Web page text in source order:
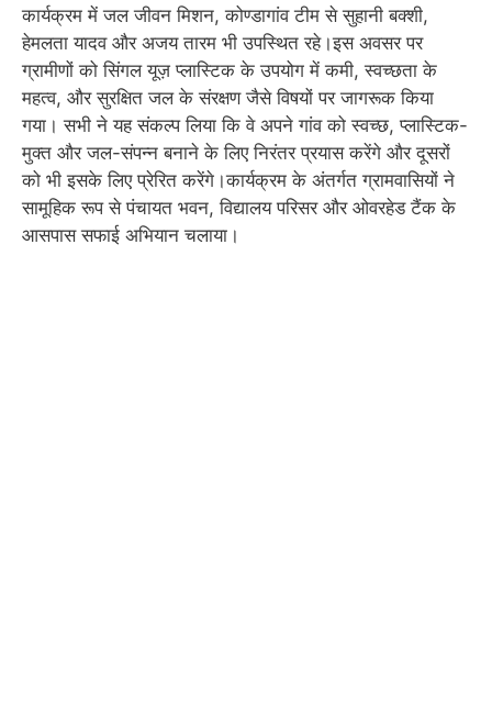
कार्यक्रम में जल जीवन मिशन, कोण्डागांव टीम से सुहानी बक्शी,
हेमलता यादव और अजय तारम भी उपस्थित रहे।इस अवसर पर
ग्रामीणों को सिंगल यूज़ प्लास्टिक के उपयोग में कमी, स्वच्छता के
महत्व, और सुरक्षित जल के संरक्षण जैसे विषयों पर जागरूक किया
गया। सभी ने यह संकल्प लिया कि वे अपने गांव को स्वच्छ, प्लास्टिक-
मुक्त और जल-संपन्न बनाने के लिए निरंतर प्रयास करेंगे और दूसरों
को भी इसके लिए प्रेरित करेंगे।कार्यक्रम के अंतर्गत ग्रामवासियों ने
सामूहिक रूप से पंचायत भवन, विद्यालय परिसर और ओवरहेड टैंक के
आसपास सफाई अभियान चलाया।